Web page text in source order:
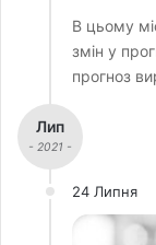
В цьому
змін у
прогноз
Лип
- 2021 -
24 Липня